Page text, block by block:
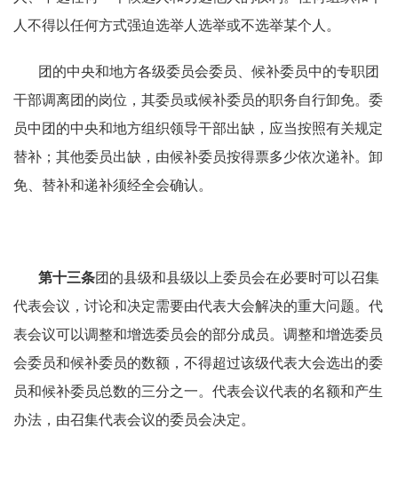
人不得以任何方式强迫选举人选举或不选举某个人。
团的中央和地方各级委员会委员、候补委员中的专职团
干部调离团的岗位，其委员或候补委员的职务自行卸免。委
员中团的中央和地方组织领导干部出缺，应当按照有关规定
替补；其他委员出缺，由候补委员按得票多少依次递补。卸
免、替补和递补须经全会确认。
第十三条团的县级和县级以上委员会在必要时可以召集
代表会议，讨论和决定需要由代表大会解决的重大问题。代
表会议可以调整和增选委员会的部分成员。调整和增选委员
会委员和候补委员的数额，不得超过该级代表大会选出的委
员和候补委员总数的三分之一。代表会议代表的名额和产生
办法，由召集代表会议的委员会决定。